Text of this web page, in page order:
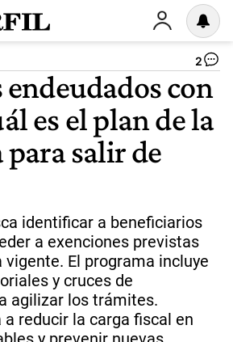
2
con
es el plan de la
salir de
identificar a beneficiarios
a exenciones previstas
El programa incluye
y cruces de
agilizar los trámites.
reducir la carga fiscal en